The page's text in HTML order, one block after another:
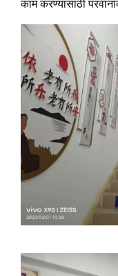
काम करण्यासाठी